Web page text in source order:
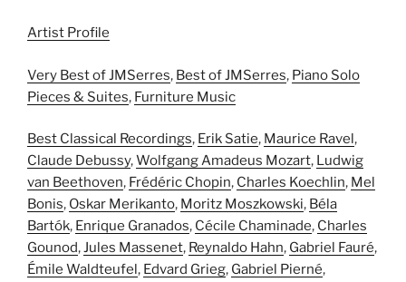
Artist Profile
Very Best of JMSerres, Best of JMSerres, Piano Solo
Pieces & Suites, Furniture Music
Best Classical Recordings, Erik Satie, Maurice Ravel,
Claude Debussy,Wolfgang Amadeus Mozart, Ludwig
van Beethoven, Frédéric Chopin, Charles Koechlin, Mel
Bonis, Oskar Merikanto, Moritz Moszkowski, Béla
Bartók, Enrique Granados, Cécile Chaminade, Charles
Gounod,Jules Massenet, Reynaldo Hahn, Gabriel Fauré,
Émile Waldteufel, Edvard Grieg, Gabriel Pierné,